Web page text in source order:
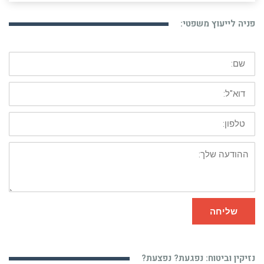
פניה לייעוץ משפטי:
שם:
דוא"ל:
טלפון:
ההודעה
שלך:
שליחה
נזיקין וביטוח: נפגעת? נפצעת?